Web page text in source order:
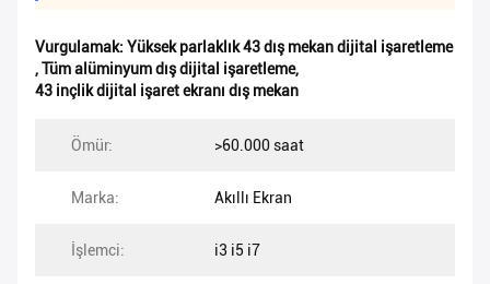
Vurgulamak: Yüksek parlaklık 43 dış mekan dijital işaretleme
,Tüm alüminyum dış dijital işaretleme,
43 inçlik dijital işaret ekranı dış mekan
Ömür: >60.000 saat
Marka: Akıllı Ekran
İşlemci: i3 i5 i7